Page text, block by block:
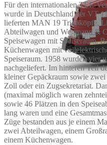
Für den internationalen TEE-
wurde in Deutschland der VT
lieferten MAN 19 Triebköpfe,
Abteilwagen und Wegmann &
Speisewagen mit Speiseraum,
Küchenwagen mit
Speiseraum. 1958 wurden vier
nachgeliefert. Im hinteren Teil
kleiner Gepäckraum sowie
Zoll oder ein Zugsekretariat.
(maximal möglich waren
sowie 46 Plätzen in den
lang waren und eine
Züge bestanden aus je einem
zwei Abteilwagen, einem
einem Küchenwagen.